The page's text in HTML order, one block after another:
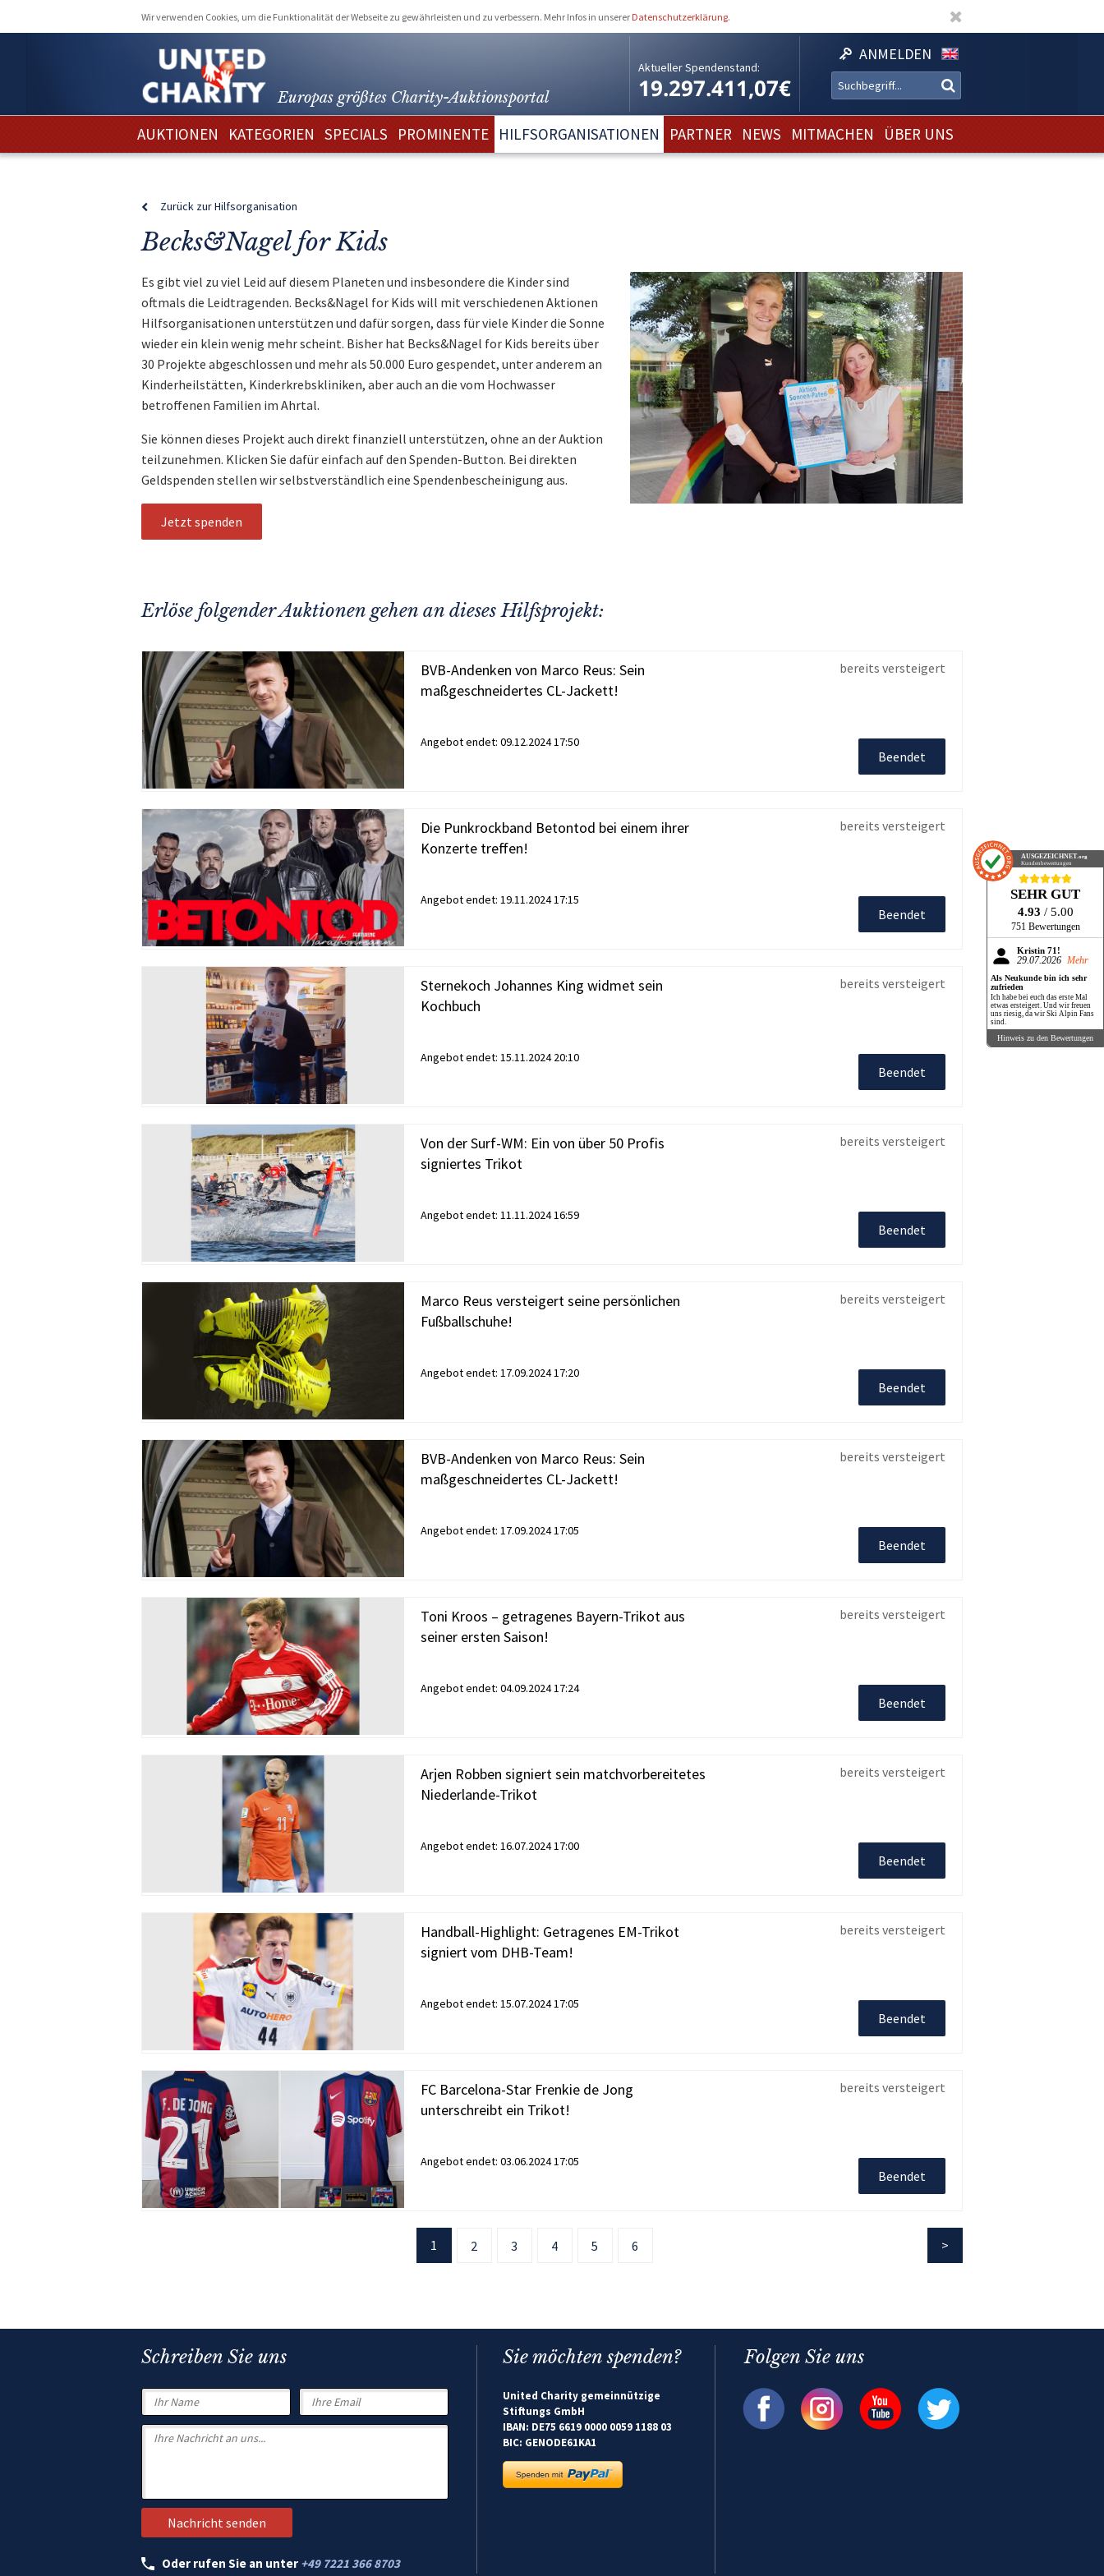
Wir verwenden Cookies, um die Funktionalität der Webseite zu gewährleisten und zu verbessern. Mehr Infos in unserer Datenschutzerklärung.
Europas größtes Charity-Auktionsportal
Aktueller Spendenstand:
19.297.411,07€
ANMELDEN
AUKTIONEN KATEGORIEN SPECIALS PROMINENTE HILFSORGANISATIONEN PARTNER NEWS MITMACHEN ÜBER UNS
Zurück zur Hilfsorganisation
Becks&Nagel for Kids
Es gibt viel zu viel Leid auf diesem Planeten und insbesondere die Kinder sind
oftmals die Leidtragenden. Becks&Nagel for Kids will mit verschiedenen Aktionen
Hilfsorganisationen unterstützen und dafür sorgen, dass für viele Kinder die Sonne
wieder ein klein wenig mehr scheint. Bisher hat Becks&Nagel for Kids bereits über
30 Projekte abgeschlossen und mehr als 50.000 Euro gespendet, unter anderem an
Kinderheilstätten, Kinderkrebskliniken, aber auch an die vom Hochwasser
betroffenen Familien im Ahrtal.
Sie können dieses Projekt auch direkt finanziell unterstützen, ohne an der Auktion
teilzunehmen. Klicken Sie dafür einfach auf den Spenden-Button. Bei direkten
Geldspenden stellen wir selbstverständlich eine Spendenbescheinigung aus.
Jetzt spenden
Erlöse folgender Auktionen gehen an dieses Hilfsprojekt:
BVB-Andenken von Marco Reus: Sein
maßgeschneidertes CL-Jackett!
bereits versteigert
Angebot endet: 09.12.2024 17:50
Beendet
Die Punkrockband Betontod bei einem ihrer
Konzerte treffen!
bereits versteigert
Angebot endet: 19.11.2024 17:15
Beendet
Sternekoch Johannes King widmet sein
Kochbuch
bereits versteigert
Angebot endet: 15.11.2024 20:10
Beendet
Von der Surf-WM: Ein von über 50 Profis
signiertes Trikot
bereits versteigert
Angebot endet: 11.11.2024 16:59
Beendet
Marco Reus versteigert seine persönlichen
Fußballschuhe!
bereits versteigert
Angebot endet: 17.09.2024 17:20
Beendet
BVB-Andenken von Marco Reus: Sein
maßgeschneidertes CL-Jackett!
bereits versteigert
Angebot endet: 17.09.2024 17:05
Beendet
Toni Kroos – getragenes Bayern-Trikot aus
seiner ersten Saison!
bereits versteigert
Angebot endet: 04.09.2024 17:24
Beendet
Arjen Robben signiert sein matchvorbereitetes
Niederlande-Trikot
bereits versteigert
Angebot endet: 16.07.2024 17:00
Beendet
Handball-Highlight: Getragenes EM-Trikot
signiert vom DHB-Team!
bereits versteigert
Angebot endet: 15.07.2024 17:05
Beendet
FC Barcelona-Star Frenkie de Jong
unterschreibt ein Trikot!
bereits versteigert
Angebot endet: 03.06.2024 17:05
Beendet
1 2 3 4 5 6
Schreiben Sie uns
Oder rufen Sie an unter +49 7221 366 8703
Sie möchten spenden?
United Charity gemeinnützige
Stiftungs GmbH
IBAN: DE75 6619 0000 0059 1188 03
BIC: GENODE61KA1
Folgen Sie uns
AUSGEZEICHNET.org
Kundenbewertungen
SEHR GUT
4.93 / 5.00
751 Bewertungen
Kristin 71!
29.07.2026 Mehr
Als Neukunde bin ich sehr
zufrieden
Ich habe bei euch das erste Mal
etwas ersteigert. Und wir freuen
uns riesig, da wir Ski Alpin Fans
sind.
Hinweis zu den Bewertungen